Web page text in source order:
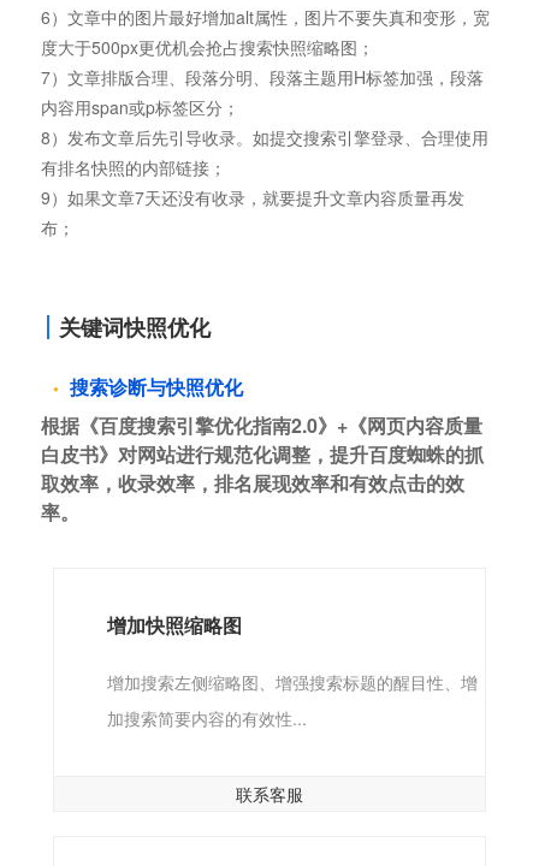
6）文章中的图片最好增加alt属性，图片不要失真和变形，宽
度大于500px更优机会抢占搜索快照缩略图；
7）文章排版合理、段落分明、段落主题用H标签加强，段落
内容用span或p标签区分；
8）发布文章后先引导收录。如提交搜索引擎登录、合理使用
有排名快照的内部链接；
9）如果文章7天还没有收录，就要提升文章内容质量再发
布；
关键词快照优化
搜索诊断与快照优化
根据《百度搜索引擎优化指南2.0》+《网页内容质量
白皮书》对网站进行规范化调整，提升百度蜘蛛的抓
取效率，收录效率，排名展现效率和有效点击的效
率。
增加快照缩略图
增加搜索左侧缩略图、增强搜索标题的醒目性、增
加搜索简要内容的有效性...
联系客服